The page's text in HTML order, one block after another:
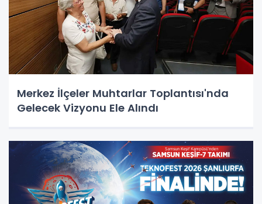
Merkez İlçeler Muhtarlar Toplantısı'nda
Gelecek Vizyonu Ele Alındı